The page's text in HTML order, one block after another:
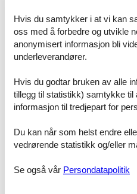
Überraschendes. Hier gibt es
drei Ferienwohnungen, ein
Garten – genügend Platz für
individuellen Rückzug.
Hier können Sie die Fewo Horst 2_
Die Preisangaben beziehen sich
erwachsene Person kostet 10
In der gegenüber liegenden
Küche, lädt zum gemeinsamen
Die Gemeinschaftsräumen bieten
Mahlzeiten und Kommunikation.
Die Fewo Horst2_ grün im OG ist
Hvis du samtykker i at vi kan
oss med å forbedre og utvikle
anonymisert informasjon bli
underleverandører.
Hvis du godtar bruken av alle
tillegg til statistikk) samtykke til
informasjon til tredjepart for
Du kan når som helst endre
vedrørende statistikk og/eller
Se også vår Persondatapolitik